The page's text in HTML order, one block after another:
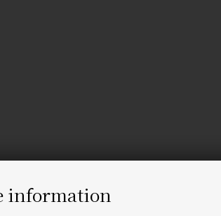
information